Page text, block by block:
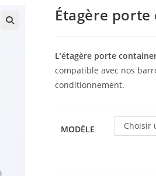
Étagère
L’étagère porte
compatible avec nos
conditionnement.
MODÈLE Choisir